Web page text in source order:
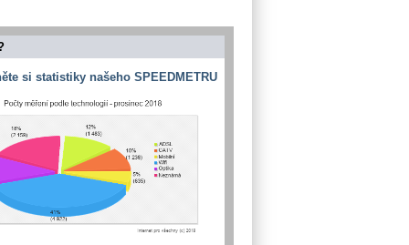
si statistiky našeho SPEEDMETRU